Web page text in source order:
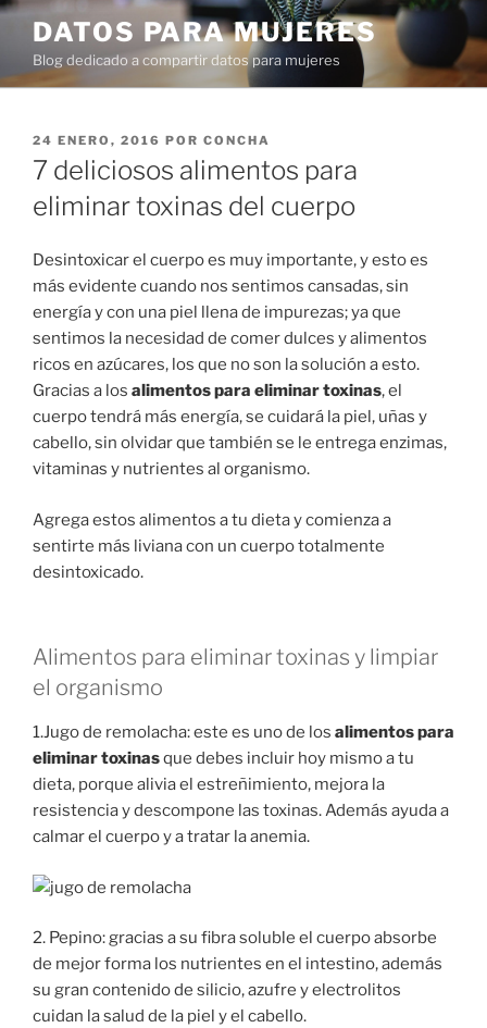
Ir
contenido
DATOS PARA MUJERES
Blog dedicado a compartir datos para mujeres
PUBLICADO
EN
24 ENERO, 2016 POR CONCHA
7 deliciosos alimentos para
eliminar toxinas del cuerpo
Desintoxicar el cuerpo es muy importante, y esto es
más evidente cuando nos sentimos cansadas, sin
energía y con una piel llena de impurezas; ya que
sentimos la necesidad de comer dulces y alimentos
ricos en azúcares, los que no son la solución a esto.
Gracias a los alimentos para eliminar toxinas, el
cuerpo tendrá más energía, se cuidará la piel, uñas y
cabello, sin olvidar que también se le entrega enzimas,
vitaminas y nutrientes al organismo.
Agrega estos alimentos a tu dieta y comienza a
sentirte más liviana con un cuerpo totalmente
desintoxicado.
Alimentos para eliminar toxinas y limpiar
el organismo
1.Jugo de remolacha: este es uno de los alimentos para
eliminar toxinasque debes incluir hoy mismo a tu
dieta, porque alivia el estreñimiento, mejora la
resistencia y descompone las toxinas. Además ayuda a
calmar el cuerpo y a tratar la anemia.
2. Pepino: gracias a su fibra soluble el cuerpo absorbe
de mejor forma los nutrientes en el intestino, además
su gran contenido de silicio, azufre y electrolitos
cuidan la salud de la piel y el cabello.